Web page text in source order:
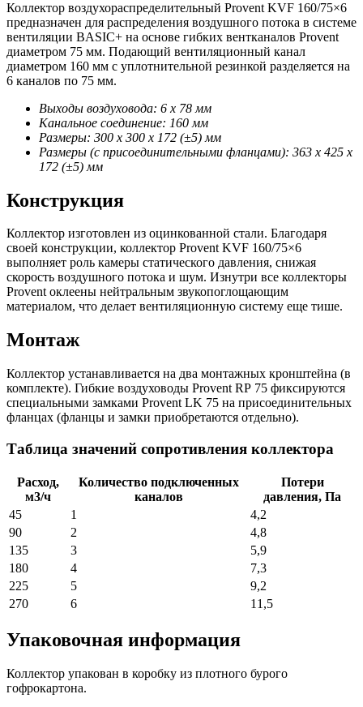
Коллектор воздухораспределительный Provent KVF 160/75×6
предназначен для распределения воздушного потока в системе
вентиляции BASIC+ на основе гибких вентканалов Provent
диаметром 75 мм. Подающий вентиляционный канал
диаметром 160 мм с уплотнительной резинкой разделяется на
6 каналов по 75 мм.
Выходы воздуховода: 6 х 78 мм
Канальное соединение: 160 мм
Размеры: 300 х 300 х 172 (±5) мм
Размеры (с присоединительными фланцами): 363 х 425 х
172 (±5) мм
Конструкция
Коллектор изготовлен из оцинкованной стали. Благодаря
своей конструкции, коллектор Provent KVF 160/75×6
выполняет роль камеры статического давления, снижая
скорость воздушного потока и шум. Изнутри все коллекторы
Provent оклеены нейтральным звукопоглощающим
материалом, что делает вентиляционную систему еще тише.
Монтаж
Коллектор устанавливается на два монтажных кронштейна (в
комплекте). Гибкие воздуховоды Provent RP 75 фиксируются
специальными замками Provent LK 75 на присоединительных
фланцах (фланцы и замки приобретаются отдельно).
Таблица значений сопротивления коллектора
Расход,
м3/ч
Количество подключенных
каналов
Потери
давления, Па
45
1
4,2
90
2
4,8
135
3
5,9
180
4
7,3
225
5
9,2
270
6 11,5
Упаковочная информация
Коллектор упакован в коробку из плотного бурого
гофрокартона.